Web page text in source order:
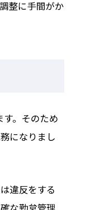
整に手間がか
。そのため
になりまし
違反をする
な勤怠管理